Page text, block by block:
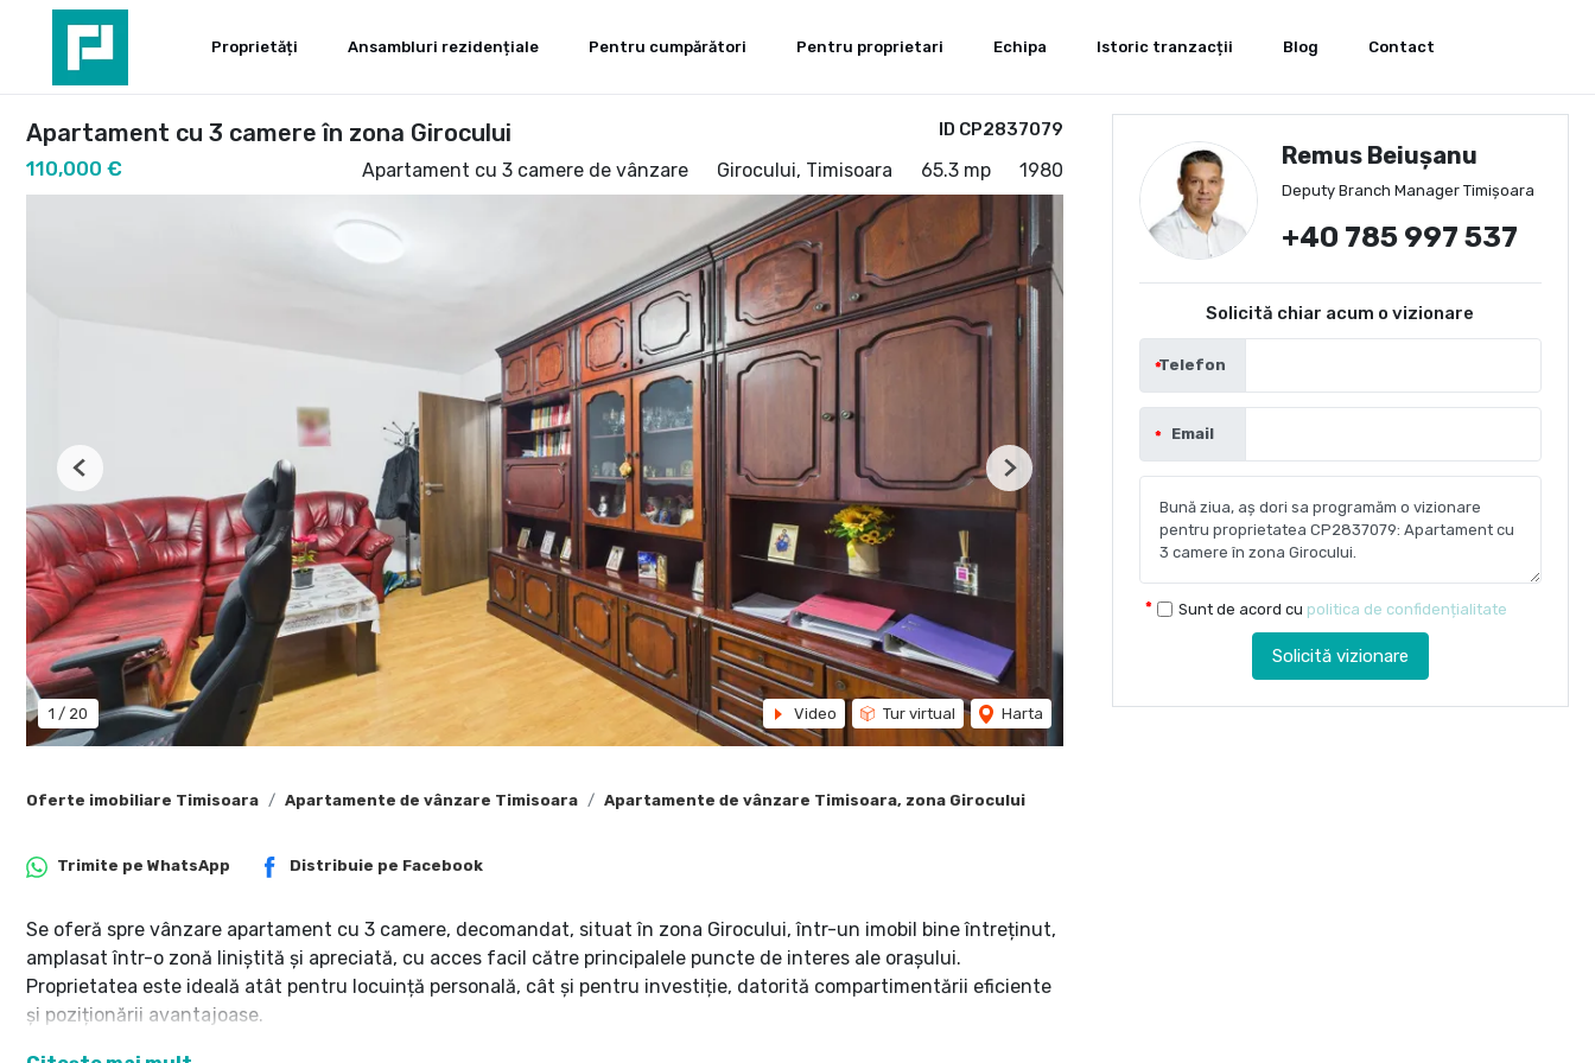
Proprietăți Ansambluri rezidențiale Pentru cumpărători Pentru proprietari Echipa Istoric tranzacții Blog Contact
ID CP2837079
Apartament cu 3 camere în zona Girocului
110,000 € Apartament cu 3 camere de vânzare Girocului, Timisoara 65.3 mp 1980
1 / 20 Video Tur virtual Harta
Previous Next
Oferte imobiliare Timisoara Apartamente de vânzare Timisoara Apartamente de vânzare Timisoara, zona Girocului
Trimite pe WhatsApp Distribuie pe Facebook
Se oferă spre vânzare apartament cu 3 camere, decomandat, situat în zona Girocului, într-un imobil bine întreținut,
amplasat într-o zonă liniștită și apreciată, cu acces facil către principalele puncte de interes ale orașului.
Proprietatea este ideală atât pentru locuință personală, cât și pentru investiție, datorită compartimentării eficiente
și poziționării avantajoase.
Remus Beiușanu
Deputy Branch Manager Timișoara
+40 785 997 537
Solicită chiar acum o vizionare
Telefon
Email
Sunt de acord cu politica de confidențialitate
Solicită vizionare